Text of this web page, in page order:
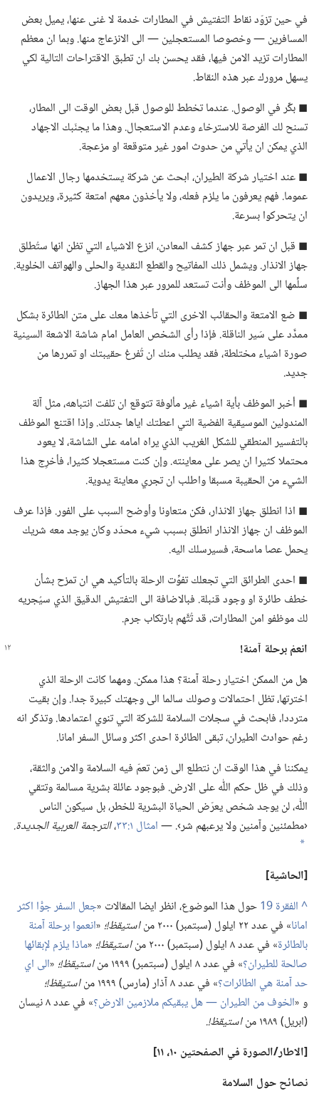
في حين تزوّد نقاط التفتيش في المطارات خدمة لا غنى عنها،‏ يميل بعض
المسافرين —‏ وخصوصا المستعجلين —‏ الى الانزعاج منها.‏ وبما ان معظم
المطارات تزيد الامن فيها،‏ فقد يحسن بك ان تطبق الاقتراحات التالية لكي
يسهل مرورك عبر هذه النقاط.‏
◼ بكِّر في الوصول.‏ عندما تخطط للوصول قبل بعض الوقت الى المطار،‏
تسنح لك الفرصة للاسترخاء وعدم الاستعجال.‏ وهذا ما يجنّبك الاجهاد
الذي يمكن ان يأتي من حدوث امور غير متوقعة او مزعجة.‏
◼ عند اختيار شركة الطيران،‏ ابحث عن شركة يستخدمها رجال الاعمال
عموما.‏ فهم يعرفون ما يلزم فعله،‏ ولا يأخذون معهم امتعة كثيرة،‏ ويريدون
ان يتحركوا بسرعة.‏
◼ قبل ان تمر عبر جهاز كشف المعادن،‏ انزع الاشياء التي تظن انها ستُطلق
جهاز الانذار.‏ ويشمل ذلك المفاتيح والقطع النقدية والحلى والهواتف الخلوية.‏
سلِّمها الى الموظف وأنت تستعد للمرور عبر هذا الجهاز.‏
◼ ضع الامتعة والحقائب الاخرى التي تأخذها معك على متن الطائرة بشكل
ممدَّد على سَير الناقلة.‏ فإذا رأى الشخص العامل امام شاشة الاشعة السينية
صورة اشياء مختلطة،‏ فقد يطلب منك ان تُفرغ حقيبتك او تمررها من
جديد.‏
◼ أخبر الموظف بأية اشياء غير مألوفة تتوقع ان تلفت انتباهه،‏ مثل آلة
المندولين الموسيقية الفضية التي اعطتك اياها جدتك.‏ وإذا اقتنع الموظف
بالتفسير المنطقي للشكل الغريب الذي يراه امامه على الشاشة،‏ لا يعود
محتملا كثيرا ان يصر على معاينته.‏ وإن كنت مستعجلا كثيرا،‏ فأخرِج هذا
الشيء من الحقيبة مسبقا واطلب ان تجري معاينة يدوية.‏
◼ اذا انطلق جهاز الانذار،‏ فكن متعاونا وأوضح السبب على الفور.‏ فإذا عرف
الموظف ان جهاز الانذار انطلق بسبب شيء محدّد وكان يوجد معه شريك
يحمل عصا ماسحة،‏ فسيرسلك اليه.‏
◼ احدى الطرائق التي تجعلك تفوِّت الرحلة بالتأكيد هي ان تمزح بشأن
خطف طائرة او وجود قنبلة.‏ فبالاضافة الى التفتيش الدقيق الذي سيُجريه
لك موظفو امن المطارات،‏ قد تُتَّهم بارتكاب جرم.‏
انعمْ برحلة آمنة!‏
هل من الممكن اختيار رحلة آمنة؟‏ هذا ممكن.‏ ومهما كانت الرحلة الذي
اخترتها،‏ تظل احتمالات وصولك سالما الى وجهتك كبيرة جدا.‏ وإن بقيت
مترددا،‏ فابحث في سجلات السلامة للشركة التي تنوي اعتمادها.‏ وتذكّر انه
رغم حوادث الطيران،‏ تبقى الطائرة احدى اكثر وسائل السفر امانا.‏
يمكننا في هذا الوقت ان نتطلع الى زمن تعمّ فيه السلامة والامن والثقة،‏
وذلك في ظل حكم اللّٰه على الارض.‏ فبوجود عائلة بشرية مسالمة وتتقي
اللّٰه،‏ لن يوجد شخص يعرّض الحياة البشرية للخطر،‏ بل سيكون الناس
‹مطمئنين وآمنين ولا يرعبهم شر›.‏ —‏امثال ١:‏٣٣ ‏،‏الترجمة العربية الجديدة.‏
*
‏[الحاشية]‏
^
حول هذا الموضوع،‏ انظر ايضا المقالات «‏جعل السفر جوًّا اكثر
امانا‏» في عدد ٢٢ ايلول (‏سبتمبر)‏ ٢٠٠٠ من استيقظ!‏؛‏ ‏«‏انعموا برحلة آمنة
بالطائرة‏» في عدد ٨ ايلول (‏سبتمبر)‏ ٢٠٠٠ من استيقظ!‏؛‏ ‏«‏ماذا يلزم لإبقائها
صالحة للطيران؟‏‏» في عدد ٨ ايلول (‏سبتمبر)‏ ١٩٩٩ من استيقظ!‏؛‏ ‏«‏الى اي
حد آمنة هي الطائرات؟‏‏» في عدد ٨ آذار (‏مارس)‏ ١٩٩٩ من
استيقظ!‏؛‏
و «‏الخوف من الطيران —‏ هل يبقيكم ملازمين الارض؟‏
‏» في عدد ٨ نيسان
(‏ابريل)‏ ١٩٨٩ من
استيقظ!‏.‏
‏[الاطار/‏الصورة في الصفحتين ١٠،‏ ١١]‏
نصائح حول السلامة